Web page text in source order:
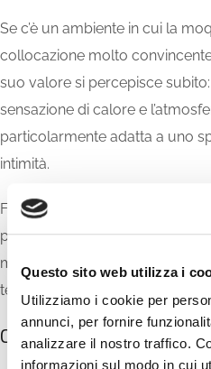
Questo sito web utilizza i
Utilizziamo i cookie per
annunci, per fornire
analizzare il nostro traffico.
informazioni sul modo in cui
Se c’è un ambiente in cui la
collocazione molto
suo valore si percepisce
sensazione di calore e
particolarmente adatta a uno
intimità.
Funziona bene soprattutto in
palette neutre, arredi morbidi,
medi e una luce delicata. In
tessile diventa parte naturale
Cabina armadio e zone